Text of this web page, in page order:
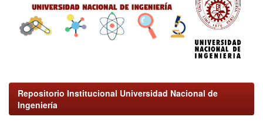
Repositorio Institucional Universidad Nacional de
Ingeniería